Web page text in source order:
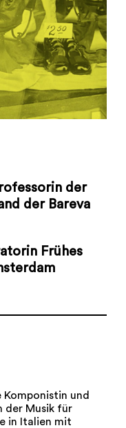
der
der Bareva
Frühes
Komponistin und
der Musik für
in Italien mit